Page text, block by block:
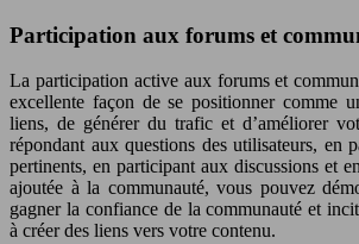
Participation aux forums et
La participation active aux forums et
excellente façon de se positionner comme
liens, de générer du trafic et d’améliorer
répondant aux questions des utilisateurs, en
pertinents, en participant aux discussions et
ajoutée à la communauté, vous pouvez
gagner la confiance de la communauté et
à créer des liens vers votre contenu.